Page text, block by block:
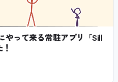
やって来る常駐アプリ「Sill